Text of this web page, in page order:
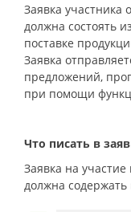
Заявка участника
должна состоять
поставке
Заявка
предложений,
при помощи
Что писать в
Заявка на
должна